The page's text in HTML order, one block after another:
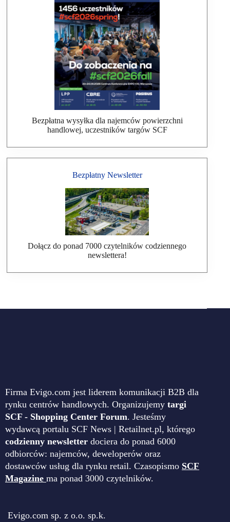
Bezpłatna wysyłka dla najemców powierzchni
handlowej, uczestników targów SCF
Bezpłatny Newsletter
Dołącz do ponad 7000 czytelników codziennego
newslettera!
Firma Evigo.com jest liderem komunikacji B2B dla
rynku centrów handlowych. Organizujemy targi
SCF - Shopping Center Forum. Jesteśmy
wydawcą portalu SCF News | Retailnet.pl, którego
codzienny newsletter dociera do ponad 6000
odbiorców: najemców, deweloperów oraz
dostawców usług dla rynku retail. Czasopismo SCF
Magazine ma ponad 3000 czytelników.
Evigo.com sp. z o.o. sp.k.